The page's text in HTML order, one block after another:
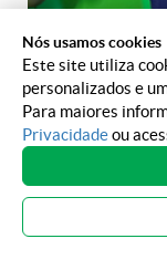
Nós usamos cookies
Este site utiliza
personalizados e
Para maiores
Privacidadeou